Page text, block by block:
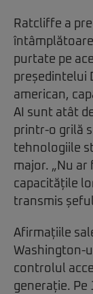
Ratcliffe a
purtate pe
președintelui
american,
AI sunt atât
printr-o grilă
tehnologiile
major. „Nu
capacitățile
transmis șeful
Afirmațiile
Washington-
controlul
generație. Pe